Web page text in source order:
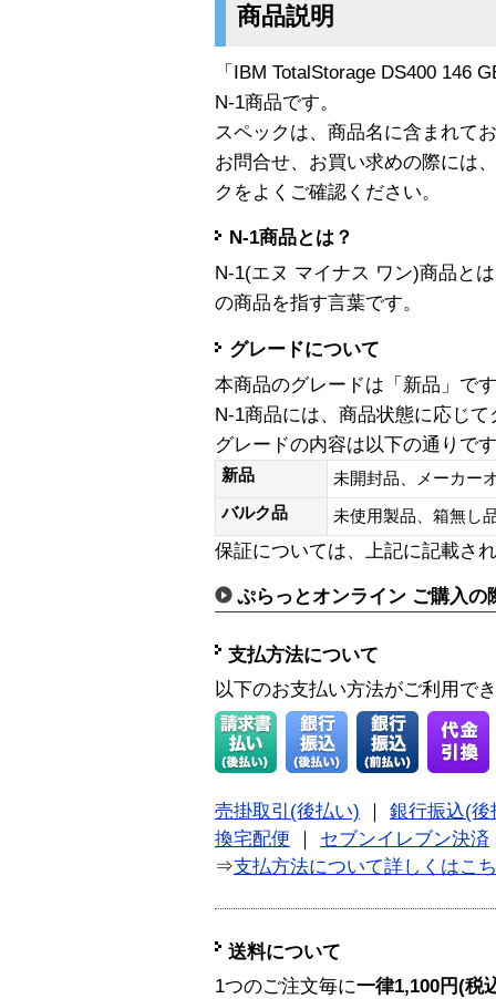
商品説明
「IBM TotalStorage DS400 146
N-1商品です。
スペックは、商品名に含まれて
お問合せ、お買い求めの際には
クをよくご確認ください。
N-1商品とは？
N-1(エヌ マイナス ワン)商品と
の商品を指す言葉です。
グレードについて
本商品のグレードは「新品」です
N-1商品には、商品状態に応じ
グレードの内容は以下の通りで
新品
未開封品、メーカー
バルク品
未使用製品、箱無
保証については、上記に記載さ
ぷらっとオンライン ご購入の
支払方法について
以下のお支払い方法がご利用で
売掛取引(後払い)
銀行振込(後
換宅配便
セブンイレブン決済
⇒支払方法について詳しくはこ
送料について
1つのご注文毎に一律1,100円(税